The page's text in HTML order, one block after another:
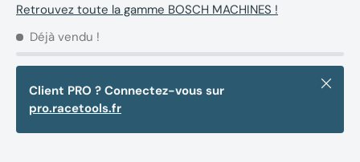
Retrouvez toute la gamme BOSCH MACHINES !
Déjà vendu !
Client PRO ? Connectez-vous sur
pro.racetools.fr
Fermer